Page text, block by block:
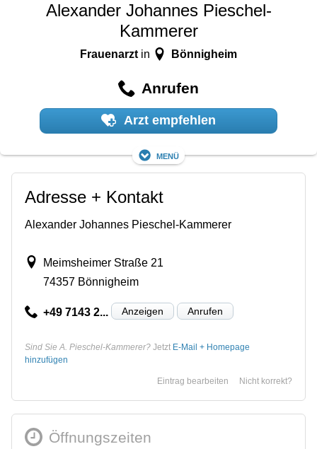
Alexander Johannes Pieschel-
Kammerer
Frauenarzt in Bönnigheim
Anrufen
Arzt empfehlen
Menü
Adresse + Kontakt
Alexander Johannes Pieschel-Kammerer
Meimsheimer Straße 21
74357 Bönnigheim
+49 7143 2... Anzeigen Anrufen
Sind Sie A. Pieschel-Kammerer? Jetzt E-Mail + Homepage
hinzufügen
Nicht korrekt?
Eintrag bearbeiten
Öffnungszeiten